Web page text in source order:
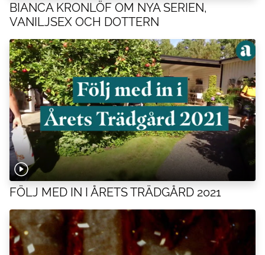
BIANCA KRONLÖF OM NYA SERIEN,
VANILJSEX OCH DOTTERN
FÖLJ MED IN I ÅRETS TRÄDGÅRD 2021